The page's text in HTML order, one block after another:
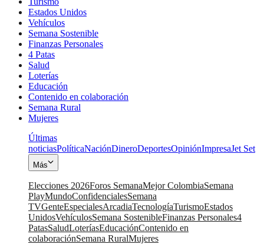
Estados Unidos
Vehículos
Semana Sostenible
Finanzas Personales
4 Patas
Salud
Loterías
Educación
Contenido en colaboración
Semana Rural
Mujeres
Últimas
noticiasPolíticaNaciónDineroDeportesOpiniónImpresaJet Set
Más
Elecciones 2026Foros SemanaMejor ColombiaSemana
PlayMundoConfidencialesSemana
TVGenteEspecialesArcadiaTecnologíaTurismoEstados
UnidosVehículosSemana SostenibleFinanzas Personales4
PatasSaludLoteríasEducaciónContenido en
colaboraciónSemana RuralMujeres